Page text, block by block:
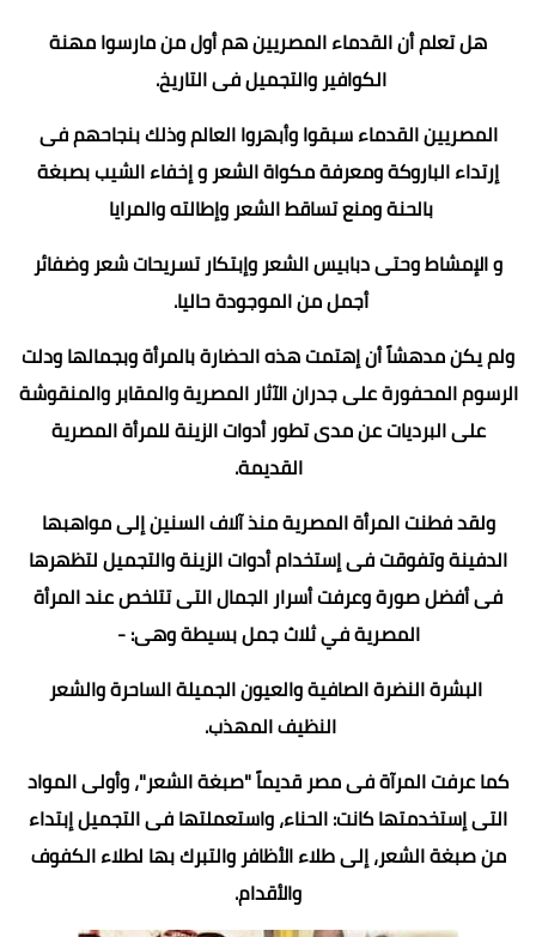
هل تعلم أن القدماء المصريين هم أول من مارسوا مهنة
الكوافير والتجميل فى التاريخ.
المصريين القدماء سبقوا وأبهروا العالم وذلك بنجاحهم فى
إرتداء الباروكة ومعرفة مكواة الشعر و إخفاء الشيب بصبغة
بالحنة ومنع تساقط الشعر وإطالته والمرايا
و الإمشاط وحتى دبابيس الشعر وإبتكار تسريحات شعر وضفائر
أجمل من الموجودة حاليا.
ولم يكن مدهشاً أن إهتمت هذه الحضارة بالمرأة وبجمالها ودلت
الرسوم المحفورة على جدران الآثار المصرية والمقابر والمنقوشة
على البرديات عن مدى تطور أدوات الزينة للمرأة المصرية
القديمة.
ولقد فطنت المرأة المصرية منذ آلاف السنين إلى مواهبها
الدفينة وتفوقت فى إستخدام أدوات الزينة والتجميل لتظهرها
فى أفضل صورة وعرفت أسرار الجمال التى تتلخص عند المرأة
المصرية في ثلاث جمل بسيطة وهى: -
البشرة النضرة الصافية والعيون الجميلة الساحرة والشعر
النظيف المهذب.
كما عرفت المرآة فى مصر قديماً "صبغة الشعر"، وأولى المواد
التى إستخدمتها كانت: الحناء، واستعملتها فى التجميل إبتداء
من صبغة الشعر، إلى طلاء الأظافر والتبرك بها لطلاء الكفوف
والأقدام.